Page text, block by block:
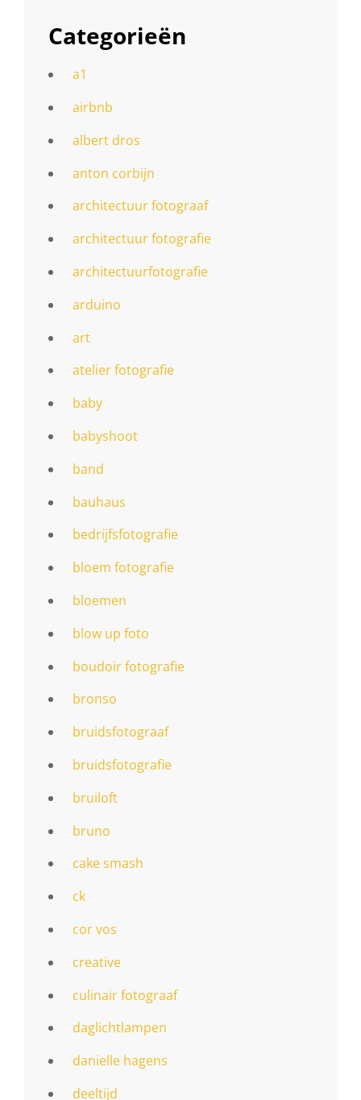
Categorieën
a1
airbnb
albert dros
anton corbijn
architectuur fotograaf
architectuur fotografie
architectuurfotografie
arduino
art
atelier fotografie
baby
babyshoot
band
bauhaus
bedrijfsfotografie
bloem fotografie
bloemen
blow up foto
boudoir fotografie
bronso
bruidsfotograaf
bruidsfotografie
bruiloft
bruno
cake smash
ck
cor vos
creative
culinair fotograaf
daglichtlampen
danielle hagens
deeltijd